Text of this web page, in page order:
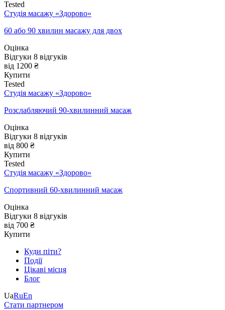
Tested
Студія масажу «‎‎Здорово»
60 або 90 хвилин масажу для двох
Оцінка
Відгуки 8 відгуків
від 1200 ₴
Купити
Tested
Студія масажу «‎‎Здорово»
Розслабляючий 90-хвилинний масаж
Оцінка
Відгуки 8 відгуків
від 800 ₴
Купити
Tested
Студія масажу «‎‎Здорово»
Спортивний 60-хвилинний масаж
Оцінка
Відгуки 8 відгуків
від 700 ₴
Купити
Куди піти?
Події
Цікаві місця
Блог
UaRuEn
Стати партнером